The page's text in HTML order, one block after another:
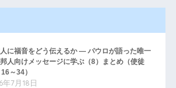
に福音をどう伝えるか ― パウロが語った唯一
人向けメッセージに学ぶ（8）まとめ（使徒
～34）
年7月18日